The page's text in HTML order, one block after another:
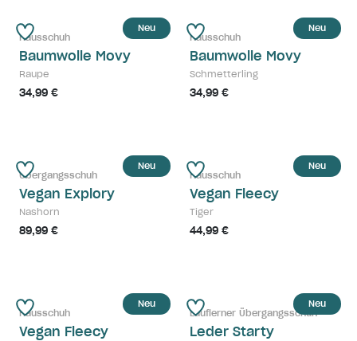
Neu
Hausschuh
Baumwolle Movy
Raupe
34,99 €
Neu
Hausschuh
Baumwolle Movy
Schmetterling
34,99 €
Neu
Übergangsschuh
Vegan Explory
Nashorn
89,99 €
Neu
Hausschuh
Vegan Fleecy
Tiger
44,99 €
Neu
Hausschuh
Vegan Fleecy
Neu
Lauflerner Übergangsschuh
Leder Starty